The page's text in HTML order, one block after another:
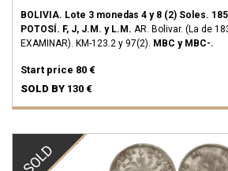
BOLIVIA. Lote 3 monedas 4 y 8 (2) Soles.
POTOSÍ. F, J, J.M. y L.M. AR. Bolivar. (La de
EXAMINAR). KM-123.2 y 97(2). MBC y MBC-.
Start price 80 €
SOLD BY 130 €
SOLD